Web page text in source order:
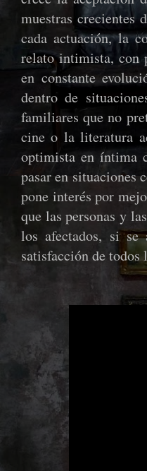
muestras crecientes
cada actuación, la
relato intimista, con
en constante
dentro de
familiares que no
cine o la literatura
optimista en íntima
pasar en situaciones
pone interés por
que las personas y
los afectados, si se
satisfacción de